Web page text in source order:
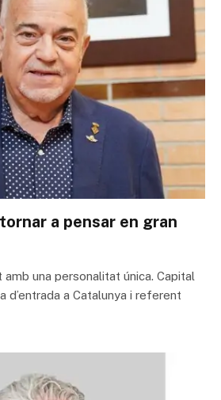
a pensar en gran
una personalitat única. Capital
d’entrada a Catalunya i referent